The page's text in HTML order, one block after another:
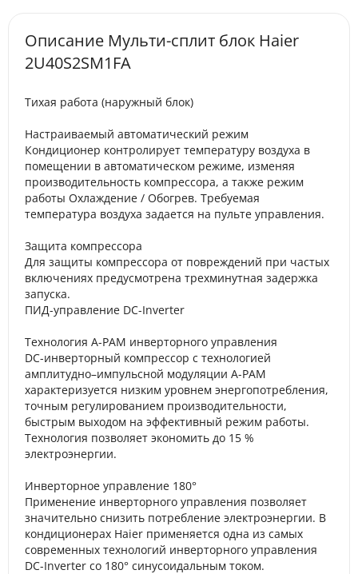
Описание Мульти-сплит блок Haier
2U40S2SM1FA
Тихая работа (наружный блок)
Настраиваемый автоматический режим
Кондиционер контролирует температуру воздуха в
помещении в автоматическом режиме, изменяя
производительность компрессора, а также режим
работы Охлаждение / Обогрев. Требуемая
температура воздуха задается на пульте управления.
Защита компрессора
Для защиты компрессора от повреждений при частых
включениях предусмотрена трехминутная задержка
запуска.
ПИД-управление DC-Inverter
Технология A-PAM инверторного управления
DC-инверторный компрессор с технологией
амплитудно–импульсной модуляции A-PAM
характеризуется низким уровнем энергопотребления,
точным регулированием производительности,
быстрым выходом на эффективный режим работы.
Технология позволяет экономить до 15 %
электроэнергии.
Инверторное управление 180°
Применение инверторного управления позволяет
значительно снизить потребление электроэнергии. В
кондиционерах Haier применяется одна из самых
современных технологий инверторного управления
DC-Inverter со 180° синусоидальным током.